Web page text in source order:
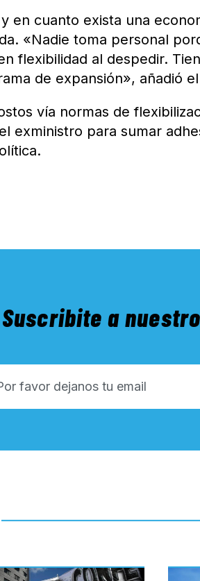
en cuanto exista una
«Nadie toma personal
flexibilidad al despedir.
de expansión», añadió
vía normas de
exministro para sumar
Suscribite a